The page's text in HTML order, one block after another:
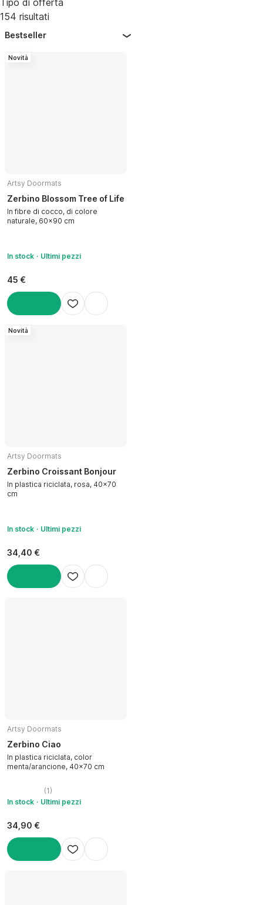
Tipo di offerta
154 risultati
Bestseller
Novità
Artsy Doormats
Zerbino Blossom Tree of Life
In fibre di cocco, di colore
naturale, 60x90 cm
In stock Ultimi pezzi
45 €
Novità
Artsy Doormats
Zerbino Croissant Bonjour
In plastica riciclata, rosa, 40x70
cm
In stock Ultimi pezzi
34,40 €
Artsy Doormats
Zerbino Ciao
In plastica riciclata, color
menta/arancione, 40x70 cm
(1 )
In stock
Ultimi pezzi
34,90 €